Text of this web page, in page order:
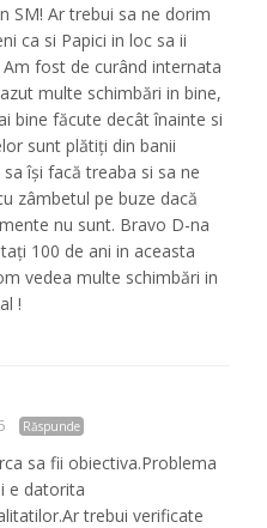
SM! Ar trebui sa ne dorim
ca si Papici in loc sa ii
fost de curând internata
multe schimbări in bine,
bine făcute decât înainte si
sunt plătiți din banii
își facă treaba si sa ne
zâmbetul pe buze dacă
nu sunt. Bravo D-na
100 de ani in aceasta
vedea multe schimbări in
!
Răspunde
sa fii obiectiva.Problema
e datorita
trebui verificate